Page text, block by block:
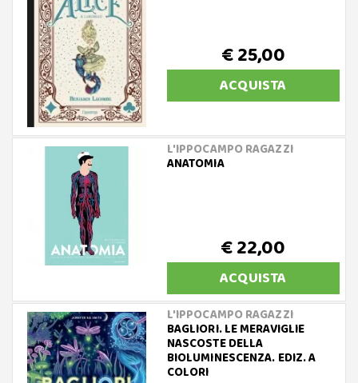
€ 25,00
ACQUISTA
L'IPPOCAMPO RAGAZZI
ANATOMIA
€ 22,00
ACQUISTA
L'IPPOCAMPO RAGAZZI
BAGLIORI. LE MERAVIGLIE
NASCOSTE DELLA
BIOLUMINESCENZA. EDIZ. A
COLORI